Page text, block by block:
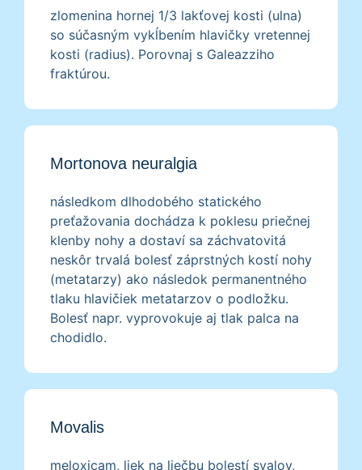
zlomenina hornej 1/3 lakťovej kosti (ulna)
so súčasným vykĺbením hlavičky vretennej
kosti (radius). Porovnaj s Galeazziho
fraktúrou.
Mortonova neuralgia
následkom dlhodobého statického
preťažovania dochádza k poklesu priečnej
klenby nohy a dostaví sa záchvatovitá
neskôr trvalá bolesť záprstných kostí nohy
(metatarzy) ako následok permanentného
tlaku hlavičiek metatarzov o podložku.
Bolesť napr. vyprovokuje aj tlak palca na
chodidlo.
Movalis
meloxicam, liek na liečbu bolestí svalov,